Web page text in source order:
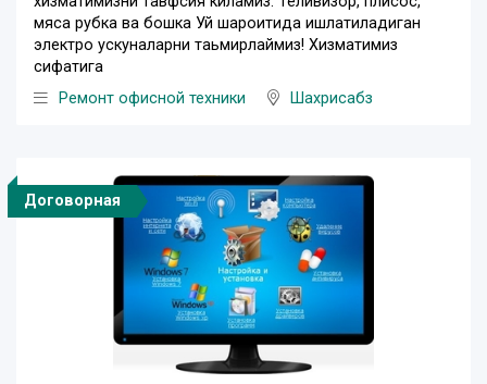
мяса рубка ва бошка Уй шароитида ишлатиладиган
электро ускуналарни таьмирлаймиз! Хизматимиз
сифатига
Ремонт офисной техники
Шахрисабз
Договорная